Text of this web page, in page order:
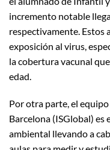
incremento notable
respectivamente.
exposición al virus,
la cobertura vacunal
edad.
Por otra parte, el
Barcelona (ISGlobal) es
ambiental llevando a